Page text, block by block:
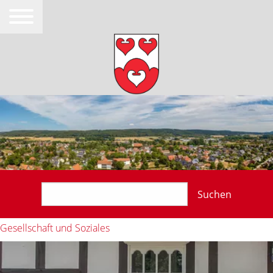
Suchen
Gesellschaft und Soziales